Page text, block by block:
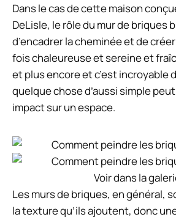
Dans le cas de cette maison
DeLisle, le rôle du mur de briques
d’encadrer la cheminée et de
fois chaleureuse et sereine et
et plus encore et c’est incroyable
quelque chose d’aussi simple
impact sur un espace.
Voir dans la
Les murs de briques, en général,
la texture qu’ils ajoutent, donc